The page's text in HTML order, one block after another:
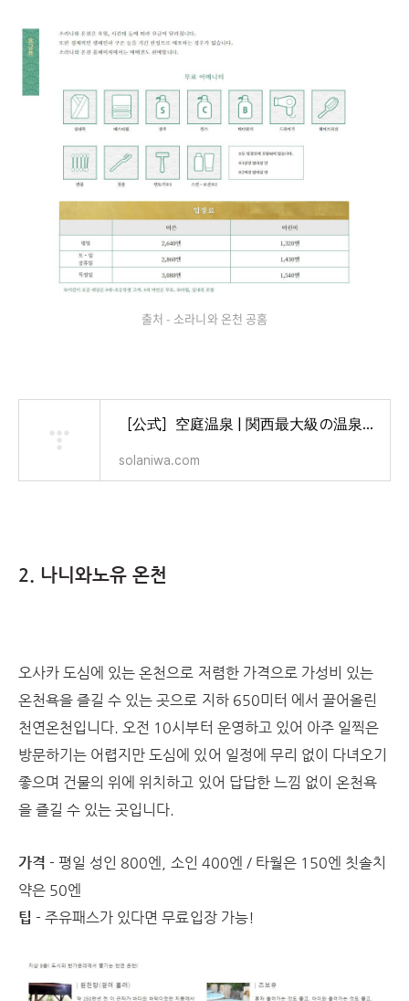
출처 - 소라니와 온천 공홈
［公式］空庭温泉 | 関西最大級の温泉型テーマパーク
solaniwa.com
2. 나니와노유 온천
오사카 도심에 있는 온천으로 저렴한 가격으로 가성비 있는
온천욕을 즐길 수 있는 곳으로 지하 650미터 에서 끌어올린
천연온천입니다. 오전 10시부터 운영하고 있어 아주 일찍은
방문하기는 어렵지만 도심에 있어 일정에 무리 없이 다녀오기
좋으며 건물의 위에 위치하고 있어 답답한 느낌 없이 온천욕
을 즐길 수 있는 곳입니다.
가격 - 평일 성인 800엔, 소인 400엔 / 타월은 150엔 칫솔치
약은 50엔
팁 - 주유패스가 있다면 무료입장 가능!